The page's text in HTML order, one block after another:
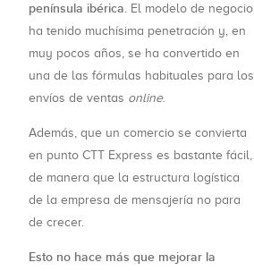
península ibérica. El modelo de negocio
ha tenido muchísima penetración y, en
muy pocos años, se ha convertido en
una de las fórmulas habituales para los
envíos de ventas online.
Además, que un comercio se convierta
en punto CTT Express es bastante fácil,
de manera que la estructura logística
de la empresa de mensajería no para
de crecer.
Esto no hace más que mejorar la